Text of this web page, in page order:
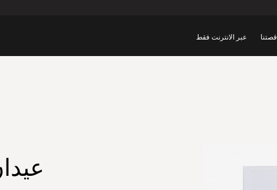
قصتنا عبر الانترنت فقط